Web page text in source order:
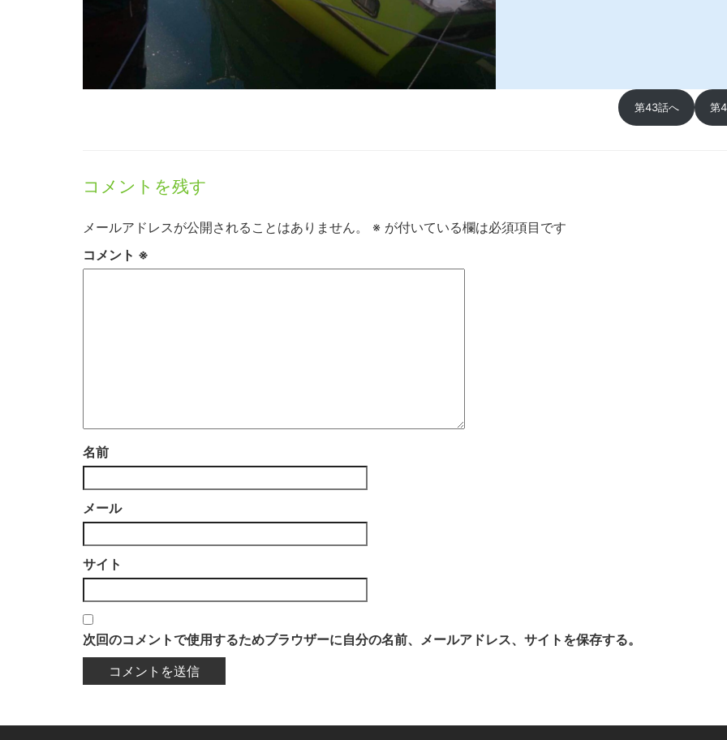
第43話へ 第
コメントを残す
メールアドレスが公開されることはありません。 ※ が付いている欄は必須項目です
コメント ※
名前
メール
サイト
次回のコメントで使用するためブラウザーに自分の名前、メールアドレス、サイトを保存する。